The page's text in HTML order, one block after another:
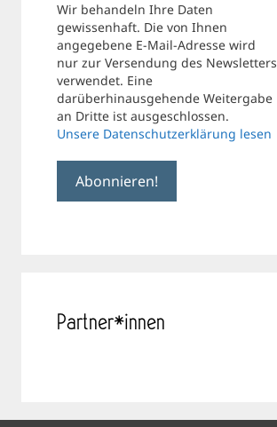
Wir behandeln Ihre Daten
gewissenhaft. Die von Ihnen
angegebene E-Mail-Adresse wird
nur zur Versendung des Newsletters
verwendet. Eine
darüberhinausgehende Weitergabe
an Dritte ist ausgeschlossen.
Unsere Datenschutzerklärung lesen
Partner*innen